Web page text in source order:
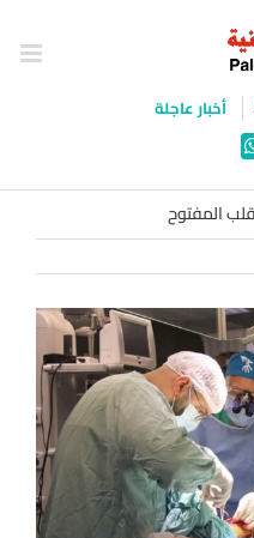
أخبار عاجلة
WhatsApp
المفتوح